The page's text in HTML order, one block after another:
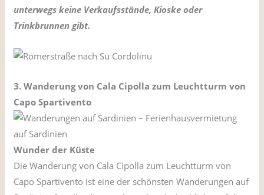
unterwegs keine Verkaufsstände, Kioske oder
Trinkbrunnen gibt.
3. Wanderung von Cala Cipolla zum Leuchtturm von
Capo Spartivento
Wunder der Küste
Die Wanderung von Cala Cipolla zum Leuchtturm von
Capo Spartivento ist eine der schönsten Wanderungen auf